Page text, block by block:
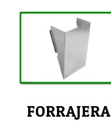
hasta
24,55€
FORRAJERA